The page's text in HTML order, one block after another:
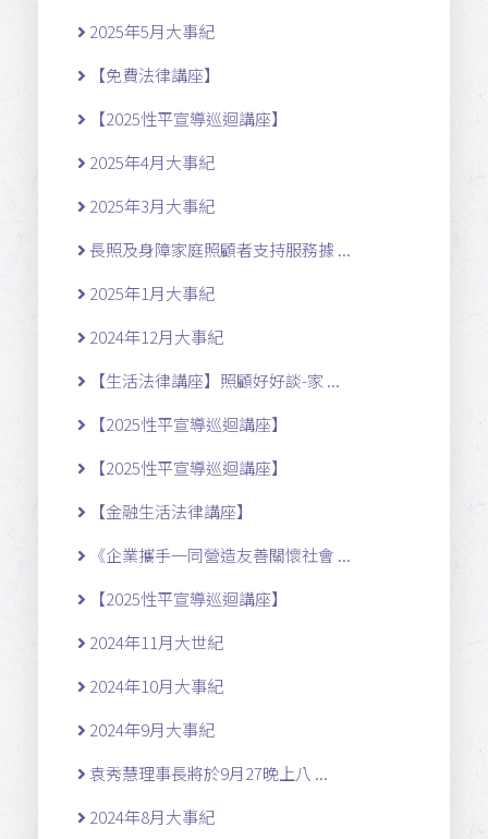
2025年5月大事紀
【免費法律講座】
【2025性平宣導巡迴講座】
2025年4月大事紀
2025年3月大事紀
長照及身障家庭照顧者支持服務據 ...
2025年1月大事紀
2024年12月大事紀
【生活法律講座】照顧好好談-家 ...
【2025性平宣導巡迴講座】
【2025性平宣導巡迴講座】
【金融生活法律講座】
《企業攜手一同營造友善關懷社會 ...
【2025性平宣導巡迴講座】
2024年11月大世紀
2024年10月大事紀
2024年9月大事紀
袁秀慧理事長將於9月27晚上八 ...
2024年8月大事紀